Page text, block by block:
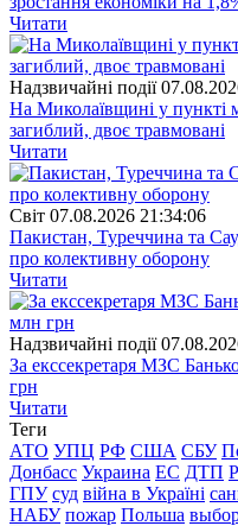
Читати
Надзвичайні події
На Миколаївщині у пункті
загиблий, двоє травмовані
Читати
Свiт 07.08.2026 21:34:06
Пакистан, Туреччина та
про колективну оборону
Читати
Надзвичайні події
За екссекретаря МЗС
грн
Читати
Теги
АТО УПЦ РФ США СБУ
Донбасс Украина ЕС ДТП
ГПУ суд війна в Україні
НАБУ пожар Польша